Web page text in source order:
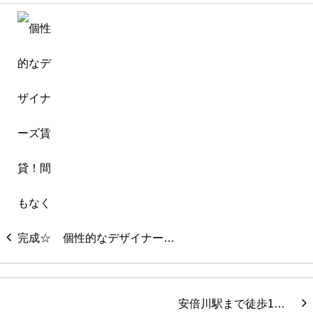
個性的なデザイナー…
安倍川駅まで徒歩1…